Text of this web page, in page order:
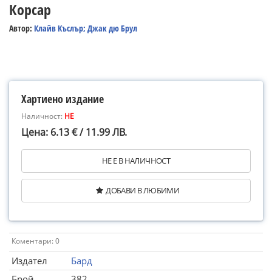
Корсар
Автор: Клайв Къслър; Джак дю Брул
Хартиено издание
Наличност: НЕ
Цена: 6.13 € / 11.99 ЛВ.
НЕ Е В НАЛИЧНОСТ
ДОБАВИ В ЛЮБИМИ
Коментари: 0
Издател
Бард